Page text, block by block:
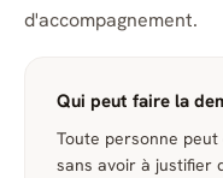
d'accompagnement.
Qui peut faire la
Toute personne
sans avoir à justifier